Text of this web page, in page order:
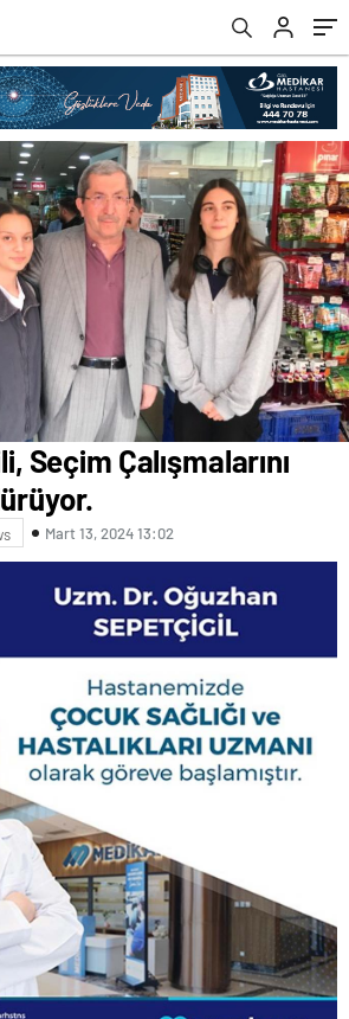
Seçim Çalışmalarını
Mart 13, 2024 13:02